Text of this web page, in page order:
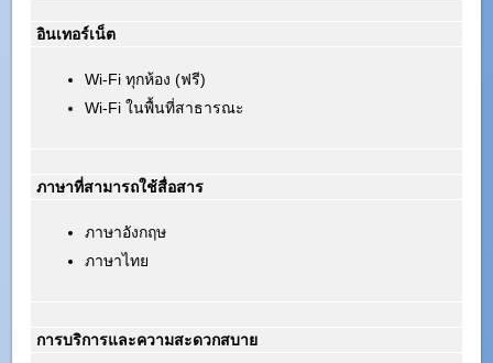
อินเทอร์เน็ต
Wi-Fi ทุกห้อง (ฟรี)
Wi-Fi ในพื้นที่สาธารณะ
ภาษาที่สามารถใช้สื่อสาร
ภาษาอังกฤษ
ภาษาไทย
การบริการและความสะดวกสบาย